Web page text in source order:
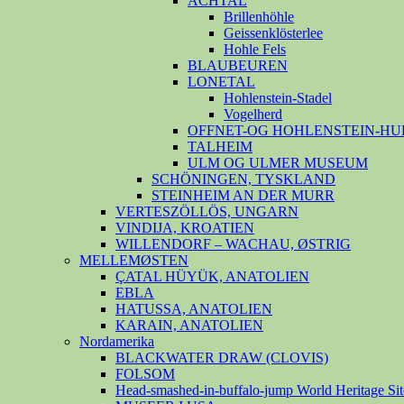
Brillenhöhle
Geissenklösterlee
Hohle Fels
BLAUBEUREN
LONETAL
Hohlenstein-Stadel
Vogelherd
OFFNET-OG HOHLENSTEIN-
TALHEIM
ULM OG ULMER MUSEUM
SCHÖNINGEN, TYSKLAND
STEINHEIM AN DER MURR
VERTESZÖLLÖS, UNGARN
VINDIJA, KROATIEN
WILLENDORF – WACHAU, ØSTRIG
MELLEMØSTEN
ÇATAL HÜYÜK, ANATOLIEN
EBLA
HATUSSA, ANATOLIEN
KARAIN, ANATOLIEN
Nordamerika
BLACKWATER DRAW (CLOVIS)
FOLSOM
Head-smashed-in-buffalo-jump World Heritage